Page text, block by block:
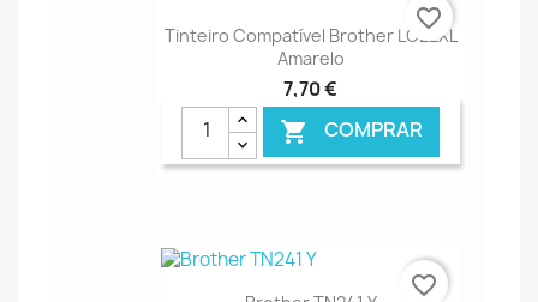
Tinteiro Compatível Brother LC22XL
Amarelo
7,70 €
 COMPRAR
favorite_border
favorite_border